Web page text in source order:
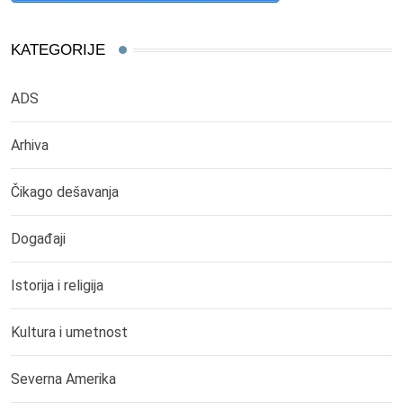
KATEGORIJE
ADS
Arhiva
Čikago dešavanja
Događaji
Istorija i religija
Kultura i umetnost
Severna Amerika